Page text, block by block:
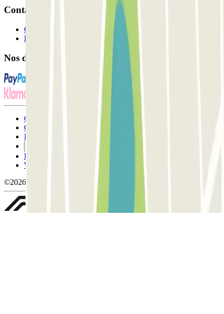
Contact
Contactez-nous
FAQ
Nos différents modes de paiement:
Conditions générales d'utilisation et contrat
Conditions d'annulation
Politique relative aux cookies
Politique de confidentialité
Whistleblowing
©2026 Parclick. Tous droits réservés